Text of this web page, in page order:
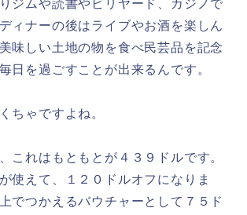
ジムや読書やビリヤード、カジノで
ィナーの後はライブやお酒を楽しん
味しい土地の物を食べ民芸品を記念
日を過ごすことが出来るんです。
ちゃですよね。
これはもともとが４３９ドルです。
使えて、１２０ドルオフになりま
でつかえるバウチャーとして７５ド